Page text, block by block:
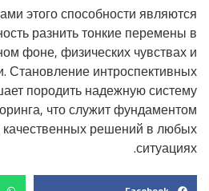
этого способности являются
разнить тонкие перемены в
фоне, физических чувствах и
Становление интроспективных
породить надежную систему
что служит фундаментом
решений в любых
ситуациях.